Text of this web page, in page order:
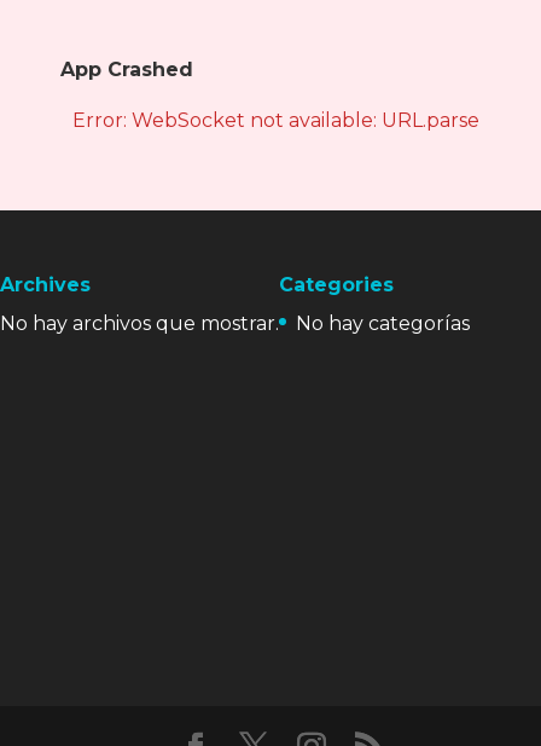
App Crashed
Error: WebSocket not available: URL.parse is
Archives
No hay archivos que mostrar.
Categories
No hay categorías